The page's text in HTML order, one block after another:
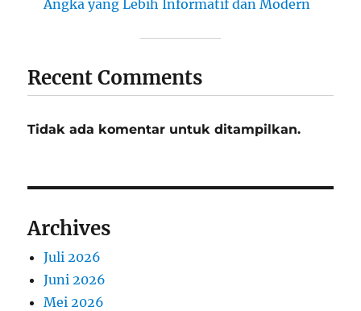
Angka yang Lebih Informatif dan Modern
Recent Comments
Tidak ada komentar untuk ditampilkan.
Archives
Juli 2026
Juni 2026
Mei 2026